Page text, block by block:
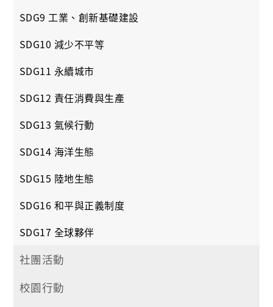
SDG9 工業、創新基礎建設
SDG10 減少不平等
SDG11 永續城市
SDG12 責任消費與生產
SDG13 氣候行動
SDG14 海洋生態
SDG15 陸地生態
SDG16 和平與正義制度
SDG17 全球夥伴
社團活動
校園行動